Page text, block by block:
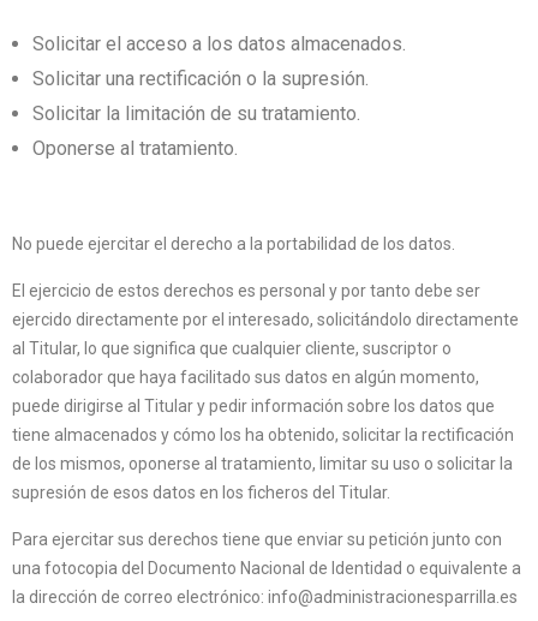
Solicitar el acceso a los datos almacenados.
Solicitar una rectificación o la supresión.
Solicitar la limitación de su tratamiento.
Oponerse al tratamiento.
No puede ejercitar el derecho a la portabilidad de los datos.
El ejercicio de estos derechos es personal y por tanto debe ser
ejercido directamente por el interesado, solicitándolo directamente
al Titular, lo que significa que cualquier cliente, suscriptor o
colaborador que haya facilitado sus datos en algún momento,
puede dirigirse al Titular y pedir información sobre los datos que
tiene almacenados y cómo los ha obtenido, solicitar la rectificación
de los mismos, oponerse al tratamiento, limitar su uso o solicitar la
supresión de esos datos en los ficheros del Titular.
Para ejercitar sus derechos tiene que enviar su petición junto con
una fotocopia del Documento Nacional de Identidad o equivalente a
la dirección de correo electrónico: info@administracionesparrilla.es